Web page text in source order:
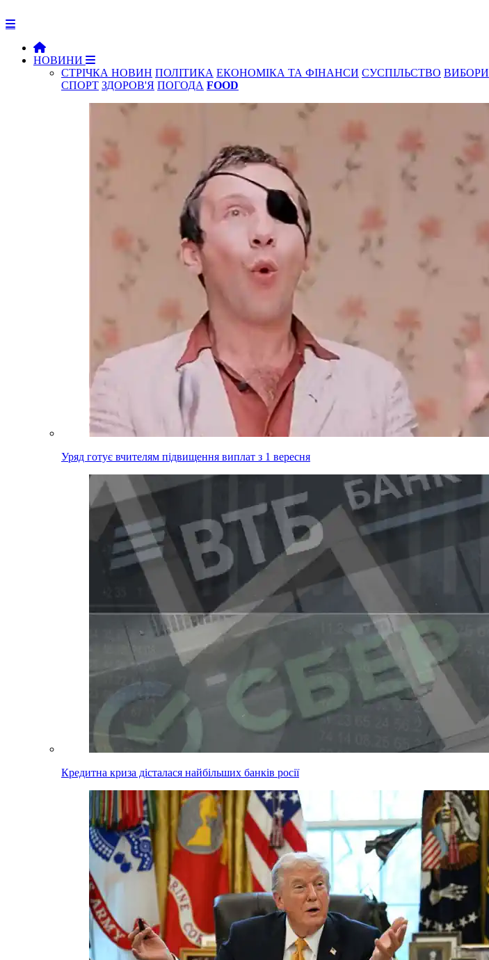
НОВИНИ
СТРІЧКА НОВИН ПОЛІТИКА ЕКОНОМІКА ТА ФІНАНСИ СУСПІЛЬСТВО ВИБОРИ
СПОРТ ЗДОРОВ'Я ПОГОДА FOOD
Уряд готує вчителям підвищення виплат з 1 вересня
Кредитна криза дісталася найбільших банків росії